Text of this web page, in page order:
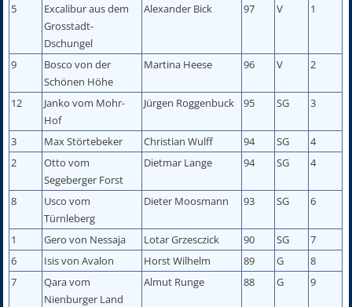
5
Excalibur aus dem
Grosstadt-
Dschungel
Alexander Bick 97 V 1
9
Bosco von der
Schönen Höhe
Martina Heese 96 V 2
12
Janko vom Mohr-
Hof
Jürgen Roggenbuck 95 SG 3
3 Max Störtebeker Christian Wulff 94 SG
4
2
Otto vom
Segeberger Forst
Dietmar Lange 94 SG 4
8
Usco vom
Türnleberg
Dieter Moosmann 93 SG 6
1 Gero von Nessaja Lotar Grzesczick 90 SG
7
6
Isis von Avalon Horst Wilhelm 89 G
8
7
Qara vom
Nienburger Land
Almut Runge 88 G 9